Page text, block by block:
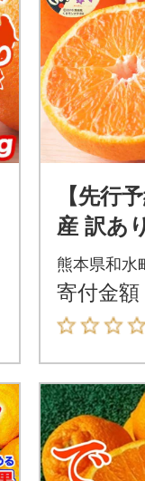
【先行
産 訳あ
が濃厚
デコみ
水町)
熊本県和水
寄付金額